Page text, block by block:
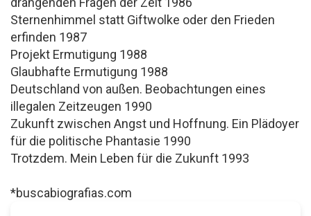
Sternenhimmel statt Giftwolke oder den Frieden
erfinden 1987
Projekt Ermutigung 1988
Glaubhafte Ermutigung 1988
Deutschland von außen. Beobachtungen eines
illegalen Zeitzeugen 1990
Zukunft zwischen Angst und Hoffnung. Ein Plädoyer
für die politische Phantasie 1990
Trotzdem. Mein Leben für die Zukunft 1993
*buscabiografias.com